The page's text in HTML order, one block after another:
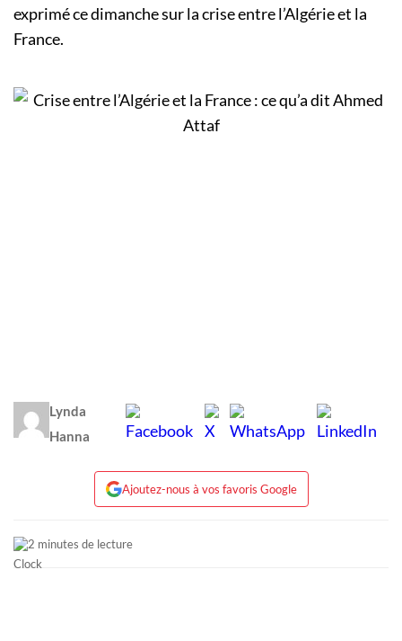
exprimé ce dimanche sur la crise entre l’Algérie et la
France.
Lynda
Hanna
Ajoutez-nous à vos favoris Google
2 minutes de lecture